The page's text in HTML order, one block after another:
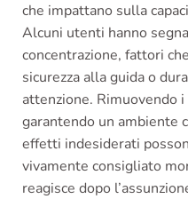
che impattano sulla
Alcuni utenti hanno
concentrazione, fattori
sicurezza alla guida o
attenzione. Rimuovendo
garantendo un ambiente
effetti indesiderati
vivamente consigliato
reagisce dopo